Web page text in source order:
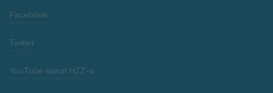
Facebook
Twitter
YouTube kanal HZZ-a